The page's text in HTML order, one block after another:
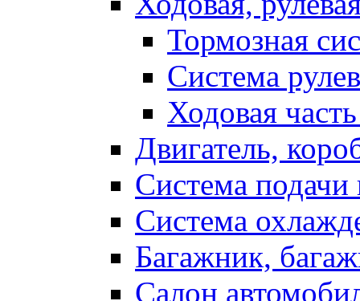
Тормозная
Система
Ходовая
Двигатель,
Система подачи
Система
Багажник,
Салон